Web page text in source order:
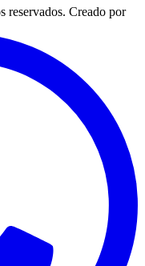
reservados. Creado por